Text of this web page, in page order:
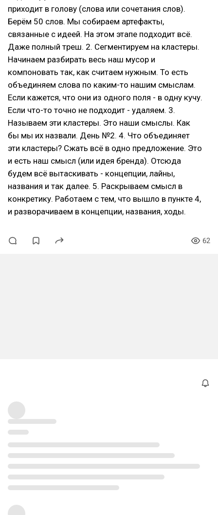
приходит в голову (слова или сочетания слов).
Берём 50 слов. Мы собираем артефакты,
связанные с идеей. На этом этапе подходит всё.
Даже полный треш. 2. Сегментируем на кластеры.
Начинаем разбирать весь наш мусор и
компоновать так, как считаем нужным. То есть
объединяем слова по каким-то нашим смыслам.
Если кажется, что они из одного поля - в одну кучу.
Если что-то точно не подходит - удаляем. 3.
Называем эти кластеры. Это наши смыслы. Как
бы мы их назвали. День №2. 4. Что объединяет
эти кластеры? Сжать всё в одно предложение. Это
и есть наш смысл (или идея бренда). Отсюда
будем всё вытаскивать - концепции, лайны,
названия и так далее. 5. Раскрываем смысл в
конкретику. Работаем с тем, что вышло в пункте 4,
и разворачиваем в концепции, названия, ходы.
62